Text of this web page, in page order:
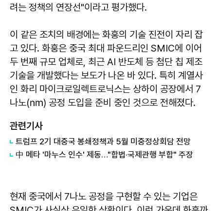
려는 정책의 연장선"이라고 평가했다.
이 같은 조치의 배경에는 화훙의 기술 진전이 자리 잡
고 있다. 화훙은 중국 최대 파운드리인 SMIC에 이어
두 번째 규모 업체로, 최근 AI 반도체 등 첨단 칩 제조
기술을 개발했다는 보도가 나온 바 있다. 특히 계열사
인 화리 마이크로일렉트로닉스는 상하이 공장에서 7
나노(㎚) 공정 도입을 준비 중인 것으로 전해졌다.
관련기사
트럼프 2기 대중국 봉쇄정책과 5월 미중정상회담 전망
中 메타 '마누스 인수' 제동…"합법·국제관행 부합" 주장
현재 중국에서 7나노 공정을 구현할 수 있는 기업은